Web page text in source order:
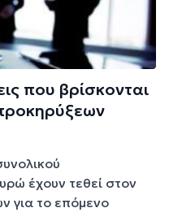
που βρίσκονται
έχουν τεθεί στον
για το επόμενο